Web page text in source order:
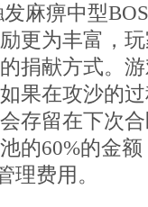
麻痹中型
更为丰富，
捐献方式。
果在攻沙的
存留在下次
的60%的金
理费用。